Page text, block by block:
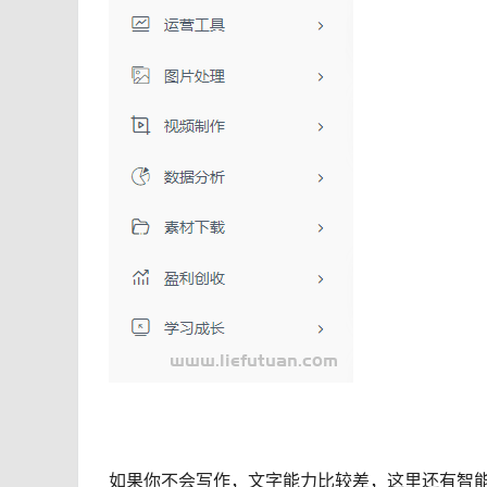
如果你不会写作，文字能力比较差，这里还有智